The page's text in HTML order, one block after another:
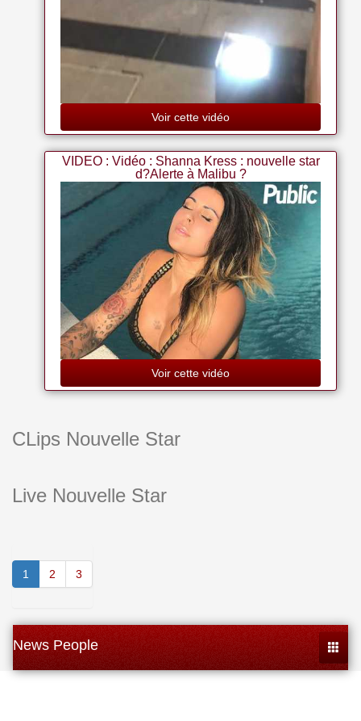
Voir cette vidéo
VIDEO : Vidéo : Shanna Kress : nouvelle star
d?Alerte à Malibu ?
Voir cette vidéo
CLips Nouvelle Star
Live Nouvelle Star
1 2 3
News People